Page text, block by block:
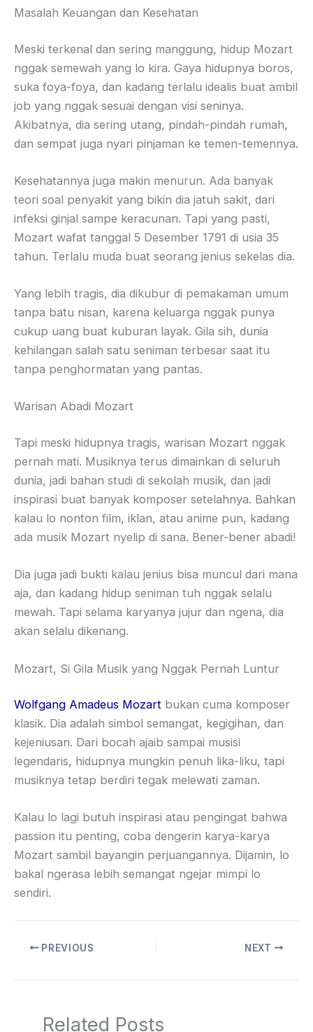
Masalah Keuangan dan Kesehatan
Meski terkenal dan sering manggung, hidup Mozart
nggak semewah yang lo kira. Gaya hidupnya boros,
suka foya-foya, dan kadang terlalu idealis buat ambil
job yang nggak sesuai dengan visi seninya.
Akibatnya, dia sering utang, pindah-pindah rumah,
dan sempat juga nyari pinjaman ke temen-temennya.
Kesehatannya juga makin menurun. Ada banyak
teori soal penyakit yang bikin dia jatuh sakit, dari
infeksi ginjal sampe keracunan. Tapi yang pasti,
Mozart wafat tanggal 5 Desember 1791 di usia 35
tahun. Terlalu muda buat seorang jenius sekelas dia.
Yang lebih tragis, dia dikubur di pemakaman umum
tanpa batu nisan, karena keluarga nggak punya
cukup uang buat kuburan layak. Gila sih, dunia
kehilangan salah satu seniman terbesar saat itu
tanpa penghormatan yang pantas.
Warisan Abadi Mozart
Tapi meski hidupnya tragis, warisan Mozart nggak
pernah mati. Musiknya terus dimainkan di seluruh
dunia, jadi bahan studi di sekolah musik, dan jadi
inspirasi buat banyak komposer setelahnya. Bahkan
kalau lo nonton film, iklan, atau anime pun, kadang
ada musik Mozart nyelip di sana. Bener-bener abadi!
Dia juga jadi bukti kalau jenius bisa muncul dari mana
aja, dan kadang hidup seniman tuh nggak selalu
mewah. Tapi selama karyanya jujur dan ngena, dia
akan selalu dikenang.
Mozart, Si Gila Musik yang Nggak Pernah Luntur
Wolfgang Amadeus Mozart bukan cuma komposer
klasik. Dia adalah simbol semangat, kegigihan, dan
kejeniusan. Dari bocah ajaib sampai musisi
legendaris, hidupnya mungkin penuh lika-liku, tapi
musiknya tetap berdiri tegak melewati zaman.
Kalau lo lagi butuh inspirasi atau pengingat bahwa
passion itu penting, coba dengerin karya-karya
Mozart sambil bayangin perjuangannya. Dijamin, lo
bakal ngerasa lebih semangat ngejar mimpi lo
sendiri.
PREVIOUS NEXT
Related Posts